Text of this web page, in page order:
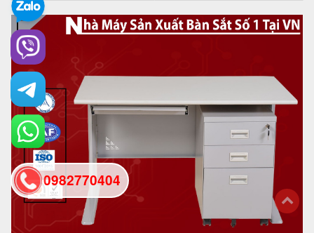
0982770404
back